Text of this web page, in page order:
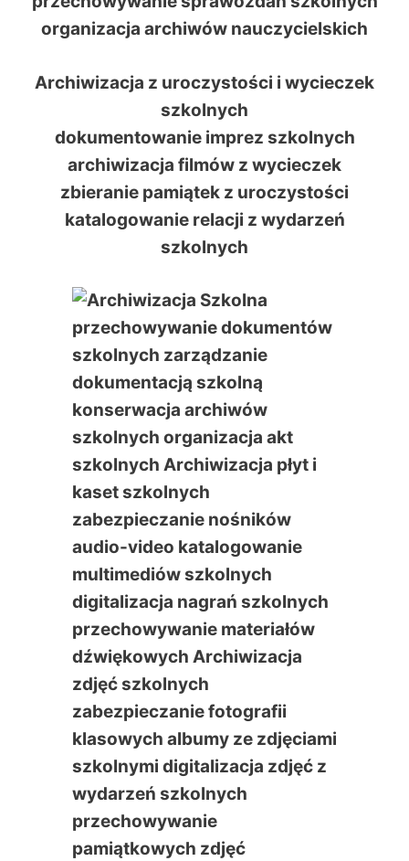
organizacja archiwów nauczycielskich
Archiwizacja z uroczystości i wycieczek
szkolnych
dokumentowanie imprez szkolnych
archiwizacja filmów z wycieczek
zbieranie pamiątek z uroczystości
katalogowanie relacji z wydarzeń
szkolnych